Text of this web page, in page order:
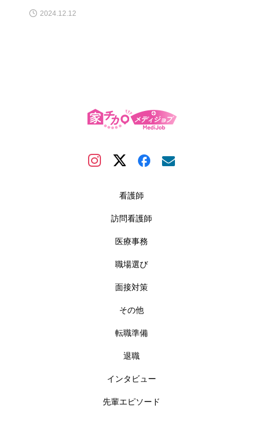
2024.12.12
看護師
訪問看護師
医療事務
職場選び
面接対策
その他
転職準備
退職
インタビュー
先輩エピソード